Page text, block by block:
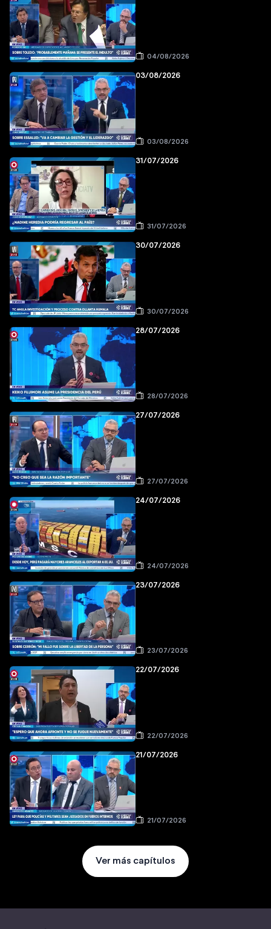
04/08/2026
03/08/2026
03/08/2026
31/07/2026
31/07/2026
30/07/2026
30/07/2026
28/07/2026
28/07/2026
27/07/2026
27/07/2026
24/07/2026
24/07/2026
23/07/2026
23/07/2026
22/07/2026
22/07/2026
21/07/2026
21/07/2026
Ver más capítulos